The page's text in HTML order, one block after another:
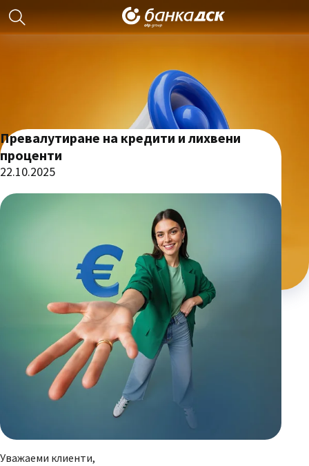
Превалутиране на кредити и лихвени
проценти
22.10.2025
Уважаеми клиенти,